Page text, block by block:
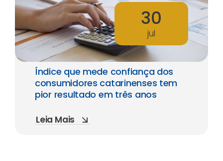
30
jul
Índice que mede confiança dos
consumidores catarinenses tem
pior resultado em três anos
Leia Mais